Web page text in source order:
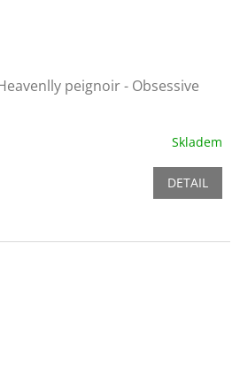
peignoir - Obsessive
Skladem
DETAIL